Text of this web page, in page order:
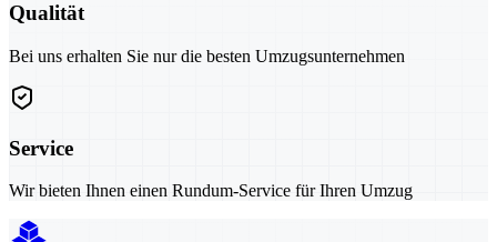
Qualität
Bei uns erhalten Sie nur die besten Umzugsunternehmen
Service
Wir bieten Ihnen einen Rundum-Service für Ihren Umzug